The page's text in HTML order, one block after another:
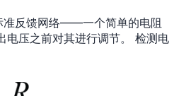
准反馈网络——一个简单的电阻
电压之前对其进行调节。 检测电